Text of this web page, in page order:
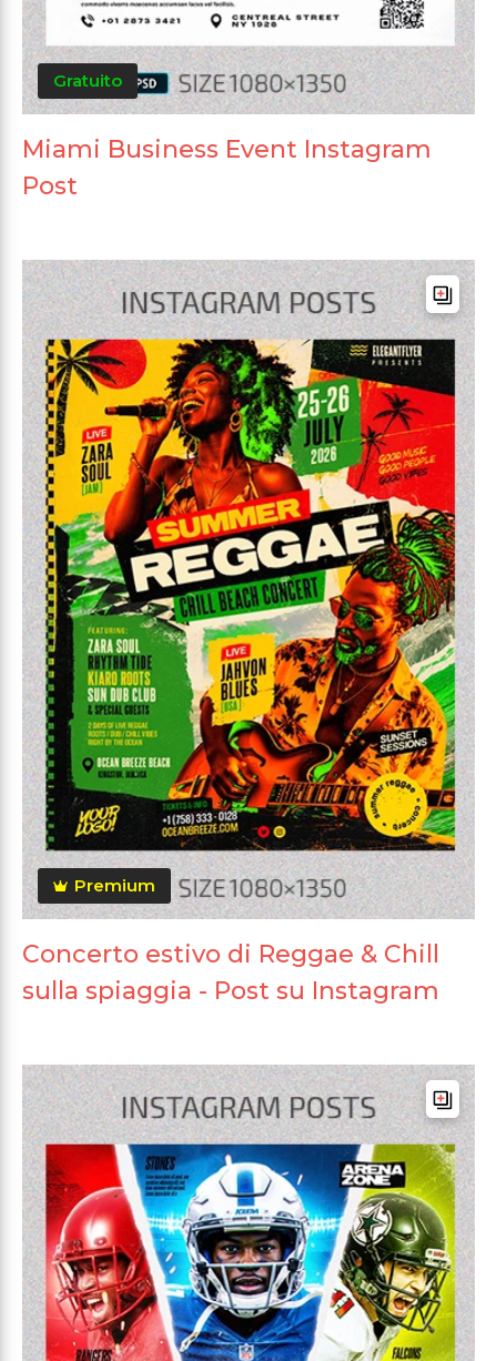
Gratuito
Miami Business Event Instagram
Post
Premium
Concerto estivo di Reggae & Chill
sulla spiaggia - Post su Instagram